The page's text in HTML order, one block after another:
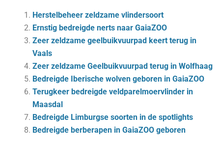
Herstelbeheer zeldzame vlindersoort
Ernstig bedreigde nerts naar GaiaZOO
Zeer zeldzame geelbuikvuurpad keert terug in
Vaals
Zeer zeldzame Geelbuikvuurpad terug in Wolfhaag
Bedreigde Iberische wolven geboren in GaiaZOO
Terugkeer bedreigde veldparelmoervlinder in
Maasdal
Bedreigde Limburgse soorten in de spotlights
Bedreigde berberapen in GaiaZOO geboren